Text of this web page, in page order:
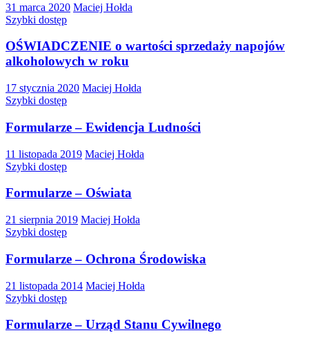
31 marca 2020 Maciej Hołda
Szybki dostęp
OŚWIADCZENIE o wartości sprzedaży napojów
alkoholowych w roku
17 stycznia 2020 Maciej Hołda
Szybki dostęp
Formularze – Ewidencja Ludności
11 listopada 2019 Maciej Hołda
Szybki dostęp
Formularze – Oświata
21 sierpnia 2019 Maciej Hołda
Szybki dostęp
Formularze – Ochrona Środowiska
21 listopada 2014 Maciej Hołda
Szybki dostęp
Formularze – Urząd Stanu Cywilnego